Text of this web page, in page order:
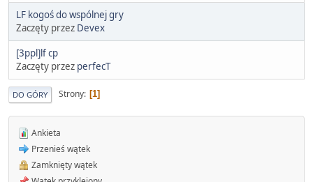
LF kogoś do wspólnej gry
Zaczęty przez Devex
[3ppl]lf cp
Zaczęty przez perfecT
DO GÓRY Strony 1
Ankieta
Przenieś wątek
Zamknięty wątek